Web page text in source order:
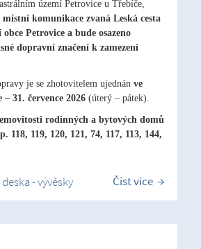
území Petrovice u Třebíče,
komunikace zvaná Leská cesta
Petrovice a bude osazeno
dopravní značení k zamezení
je se zhotovitelem ujednán ve
– 31. července 2026 (úterý – pátek).
rodinných a bytových domů
118, 119, 120, 121, 74, 117, 113, 144,
- vývěsky Číst více